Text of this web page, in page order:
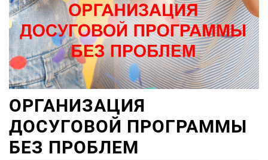
ОРГАНИЗАЦИЯ
ДОСУГОВОЙ ПРОГРАММЫ
БЕЗ ПРОБЛЕМ